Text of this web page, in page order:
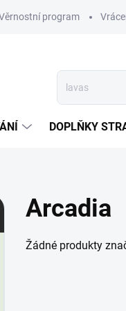
program
DOPLŇKY
Arcadia
Žádné produkty